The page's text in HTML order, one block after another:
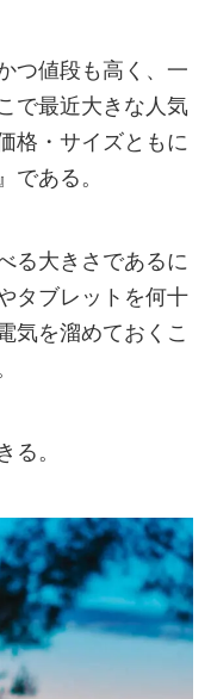
つ値段も高く、一
で最近大きな人気
格・サイズともに
』である。
る大きさであるに
タブレットを何十
気を溜めておくこ
。